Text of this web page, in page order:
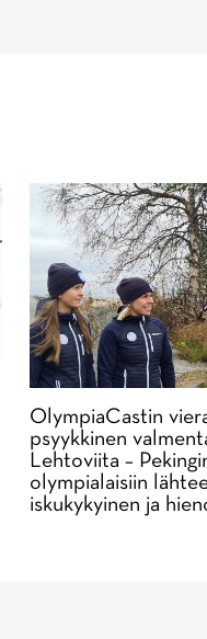
OlympiaCastin
psyykkinen
Lehtoviita –
olympialaisiin
iskukykyinen ja